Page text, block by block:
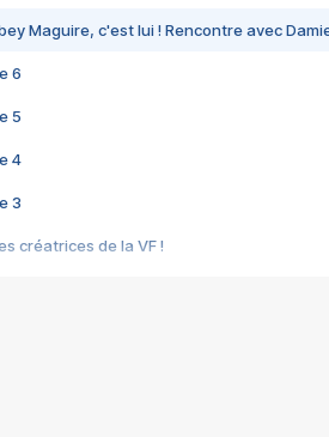
Maguire, c'est lui ! Rencontre avec
6
5
4
3
créatrices de la VF !